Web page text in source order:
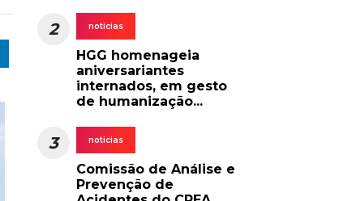
2 noticias
HGG homenageia
aniversariantes
internados, em gesto
de humanização...
3 noticias
Comissão de Análise e
Prevenção de